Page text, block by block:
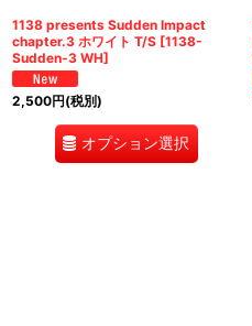
1138 presents Sudden Impact
chapter.3 ホワイト T/S [1138-
Sudden-3 WH]
2,500円(税別)
オプション選択